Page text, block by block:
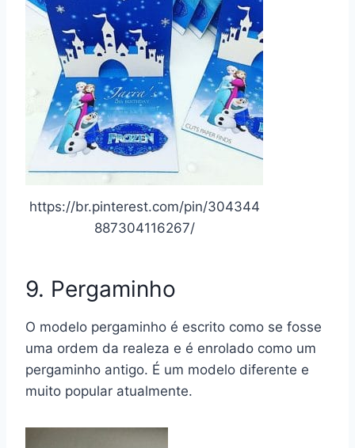
https://br.pinterest.com/pin/304344
887304116267/
9. Pergaminho
O modelo pergaminho é escrito como se fosse
uma ordem da realeza e é enrolado como um
pergaminho antigo. É um modelo diferente e
muito popular atualmente.